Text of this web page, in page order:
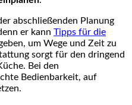
abschließenden Planung
er kann Tipps für die
um Wege und Zeit zu
sorgt für den dringend
Bei den
Bedienbarkeit, auf